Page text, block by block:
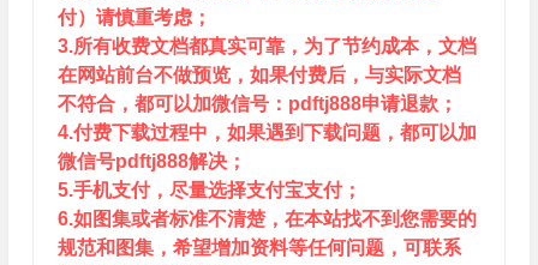
付）请慎重考虑；
3.所有收费文档都真实可靠，为了节约成本，文档
在网站前台不做预览，如果付费后，与实际文档
不符合，都可以加微信号：pdftj888申请退款；
4.付费下载过程中，如果遇到下载问题，都可以加
微信号pdftj888解决；
5.手机支付，尽量选择支付宝支付；
6.如图集或者标准不清楚，在本站找不到您需要的
规范和图集，希望增加资料等任何问题，可联系